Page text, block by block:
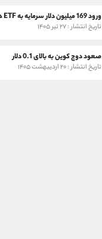
تاریخ انتشار : ۲۷ تیر ۱۴۰۵
صعود دوج کوین به بالای 0.1 دلار
تاریخ انتشار : ۲۰ اردیبهشت ۱۴۰۵